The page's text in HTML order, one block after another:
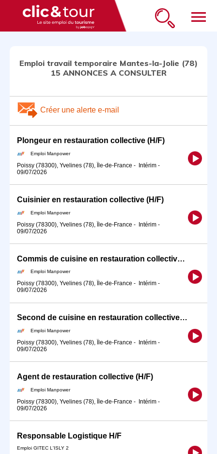
menu
Emploi travail temporaire Mantes-la-Jolie (78)
15 ANNONCES A CONSULTER
Créer une alerte e-mail
Plongeur en restauration collective (H/F)
Emploi Manpower
Poissy (78300), Yvelines (78), Île-de-France - Intérim -
09/07/2026
Cuisinier en restauration collective (H/F)
Emploi Manpower
Poissy (78300), Yvelines (78), Île-de-France - Intérim -
09/07/2026
Commis de cuisine en restauration collective (H/F)
Emploi Manpower
Poissy (78300), Yvelines (78), Île-de-France - Intérim -
09/07/2026
Second de cuisine en restauration collective (H/F)
Emploi Manpower
Poissy (78300), Yvelines (78), Île-de-France - Intérim -
09/07/2026
Agent de restauration collective (H/F)
Emploi Manpower
Poissy (78300), Yvelines (78), Île-de-France - Intérim -
09/07/2026
Responsable Logistique H/F
Emploi GITEC L'ISLY 2